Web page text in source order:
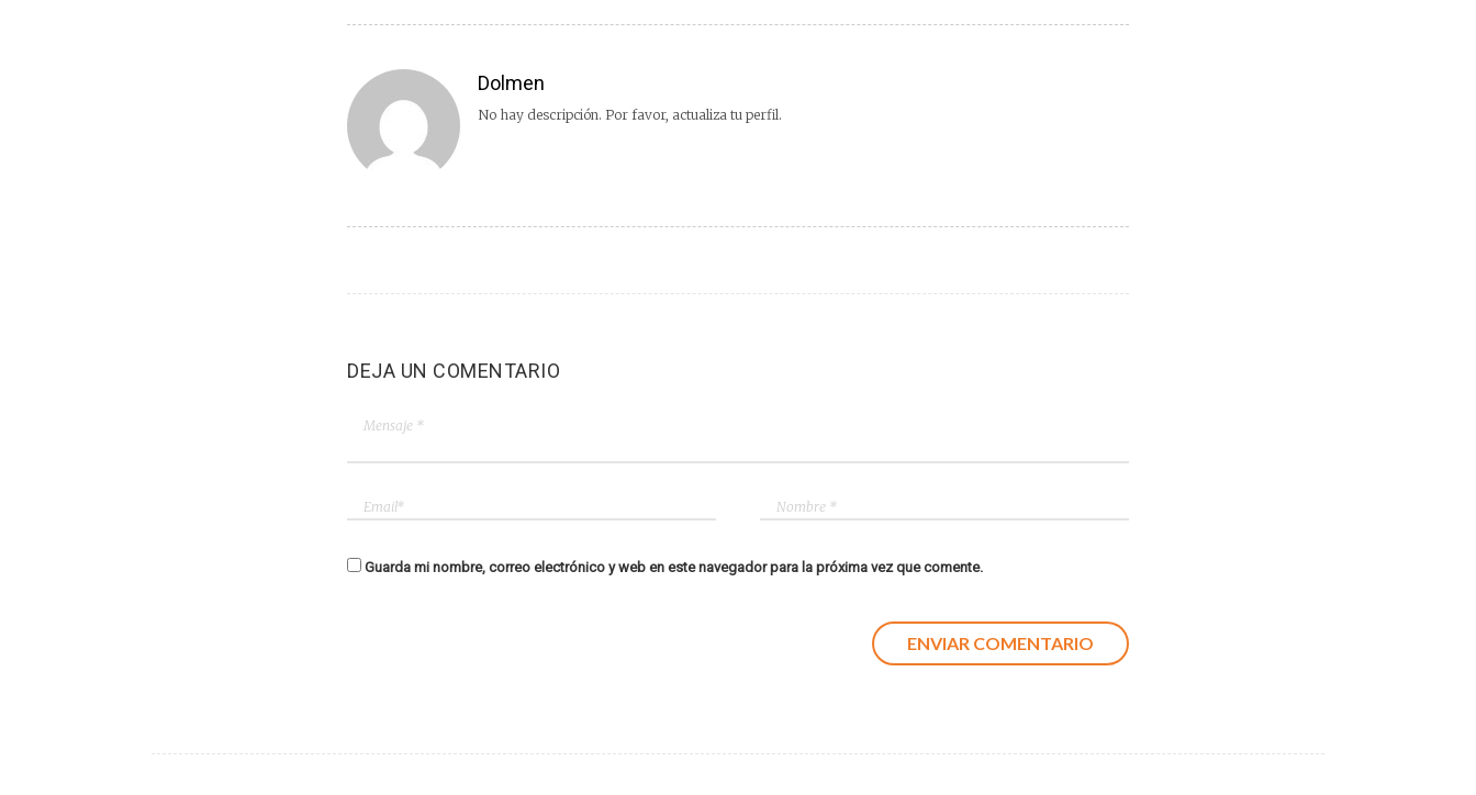
Dolmen
No hay descripción. Por favor, actualiza tu perfil.
DEJA UN COMENTARIO
Guarda mi nombre, correo electrónico y web en este navegador para la próxima vez que comente.